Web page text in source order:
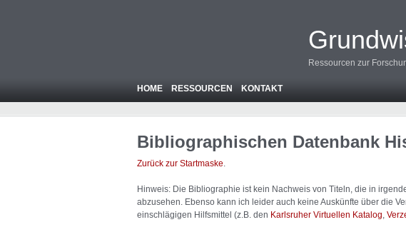
Ressourcen zur
HOME RESSOURCEN KONTAKT
Bibliographischen Datenbank
Zurück zur Startmaske.
Hinweis: Die Bibliographie ist kein Nachweis von Titeln, die in
abzusehen. Ebenso kann ich leider auch keine Auskünfte über die
einschlägigen Hilfsmittel (z.B. den Karlsruher Virtuellen Katalog